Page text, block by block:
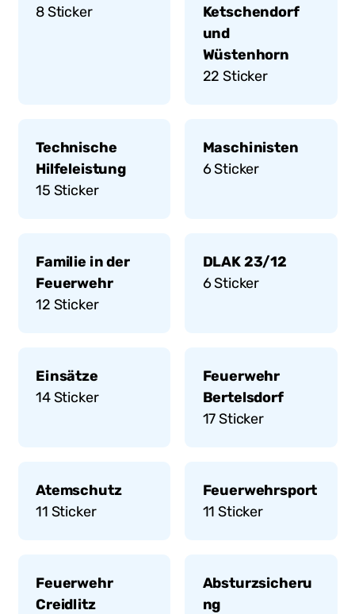
8Sticker
Ketschendorf
und
Wüstenhorn
22 Sticker
Technische
Hilfeleistung
15 Sticker
Maschinisten
6Sticker
Familie in der
Feuerwehr
12 Sticker
DLAK 23/12
6Sticker
Einsätze
14Sticker
Feuerwehr
Bertelsdorf
17Sticker
Atemschutz
11 Sticker
Feuerwehrsport
11 Sticker
Feuerwehr
Creidlitz
Absturzsicheru
ng